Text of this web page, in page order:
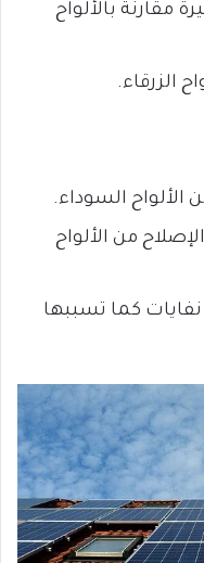
مقارنة بالألواح
الزرقاء.
الألواح السوداء.
من الألواح
كما تسببها